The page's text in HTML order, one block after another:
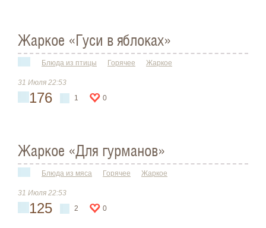
Жаркое «Гуси в яблоках»
Блюда из птицы Горячее Жаркое
31 Июля 22:53
176 1 0
Жаркое «Для гурманов»
Блюда из мяса Горячее Жаркое
31 Июля 22:53
125 2 0